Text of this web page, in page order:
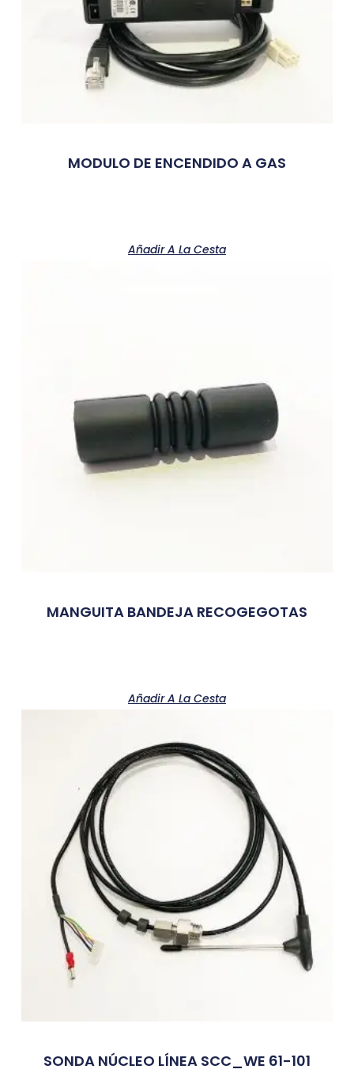
MODULO DE ENCENDIDO A GAS
Añadir A La Cesta
MANGUITA BANDEJA RECOGEGOTAS
Añadir A La Cesta
SONDA NÚCLEO LÍNEA SCC_WE 61-101